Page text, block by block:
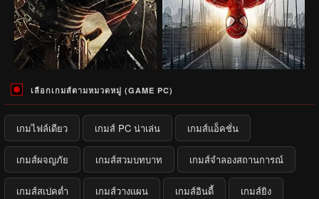
เลือกเกมส์ตามหมวดหมู่ (GAME PC)
เกมไฟล์เดียว เกมส์ PC น่าเล่น เกมส์แอ็คชั่น
เกมส์ผจญภัย เกมส์สวมบทบาท เกมส์จำลองสถานการณ์
เกมส์สเปคต่ำ เกมส์วางแผน เกมส์อินดี้ เกมส์ยิง